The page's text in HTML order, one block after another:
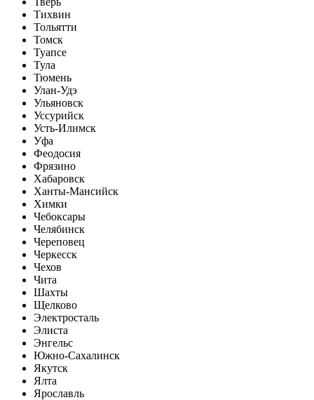
Тихвин
Тольятти
Томск
Туапсе
Тула
Тюмень
Улан-Удэ
Ульяновск
Уссурийск
Усть-Илимск
Уфа
Феодосия
Фрязино
Хабаровск
Ханты-Мансийск
Химки
Чебоксары
Челябинск
Череповец
Черкесск
Чехов
Чита
Шахты
Щелково
Электросталь
Элиста
Энгельс
Южно-Сахалинск
Якутск
Ялта
Ярославль